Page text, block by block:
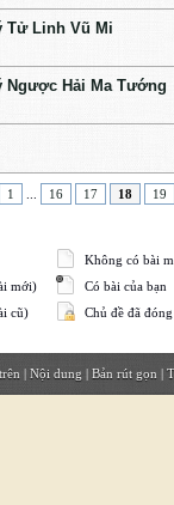
Tử Linh Vũ Mi
0 của 5 cấp độ
12 345
Ngược Hải Ma Tướng
0 của 5 cấp độ
12345
1 16 17 18 19
mới)
cũ)
Không có bài
Có bài của bạn
Chủ đề đã đóng
| Nội dung | Bản rút gọn |